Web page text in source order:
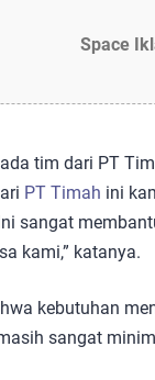
Space
tim dari PT
PT Timah ini
sangat
kami,” katanya.
kebutuhan
sangat